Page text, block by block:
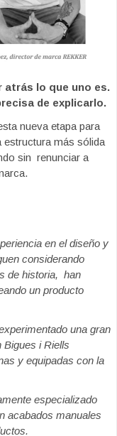
atrás lo que uno es.
de explicarlo.
nueva etapa para
estructura más sólida
sin renunciar a
en el diseño y
considerando
de historia, han
un producto
una gran
Bigues i Riells
y equipadas con la
especializado
acabados manuales